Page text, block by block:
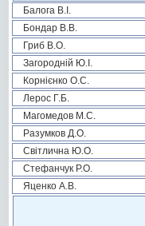
Балога В.І.
Бондар В.В.
Гриб В.О.
Загородній Ю.І.
Корнієнко О.С.
Лерос Г.Б.
Магомедов М.С.
Разумков Д.О.
Світлична Ю.О.
Стефанчук Р.О.
Яценко А.В.